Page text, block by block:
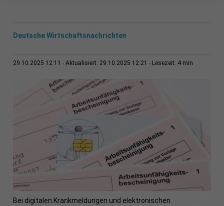
Deutsche Wirtschaftsnachrichten
29.10.2025 12:11 Aktualisiert: 29.10.2025 12:21 Lesezeit: 4 min
Bei digitalen Krankmeldungen und elektronischen